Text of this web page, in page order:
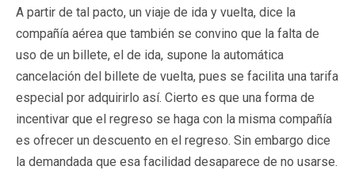
A partir de tal pacto, un viaje de ida y vuelta, dice la
compañía aérea que también se convino que la falta de
uso de un billete, el de ida, supone la automática
cancelación del billete de vuelta, pues se facilita una tarifa
especial por adquirirlo así. Cierto es que una forma de
incentivar que el regreso se haga con la misma compañía
es ofrecer un descuento en el regreso. Sin embargo dice
la demandada que esa facilidad desaparece de no usarse.